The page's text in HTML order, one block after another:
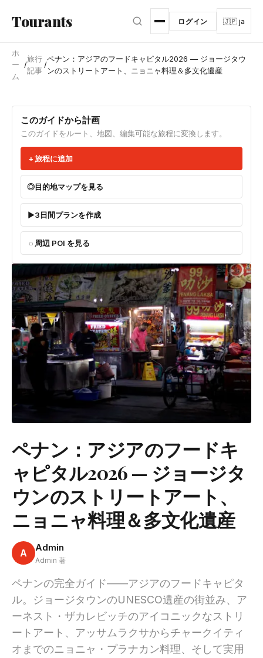
Tourants ログイン 🇯🇵 ja
ホ
ー
ム
/
旅行
記事
/
ペナン：アジアのフードキャピタル2026 — ジョージタウ
ンのストリートアート、ニョニャ料理＆多文化遺産
このガイドから計画
このガイドをルート、地図、編集可能な旅程に変換します。
旅程に追加
目的地マップを見る
3日間プランを作成
周辺 POI を見る
ペナン：アジアのフードキ
ャピタル2026 — ジョージタ
ウンのストリートアート、
ニョニャ料理＆多文化遺産
A Admin
Admin 著
ペナンの完全ガイド——アジアのフードキャピタ
ル。ジョージタウンのUNESCO遺産の街並み、ア
ーネスト・ザカレビッチのアイコニックなストリ
ートアート、アッサムラクサからチャークイティ
オまでのニョニャ・プラナカン料理、そして実用